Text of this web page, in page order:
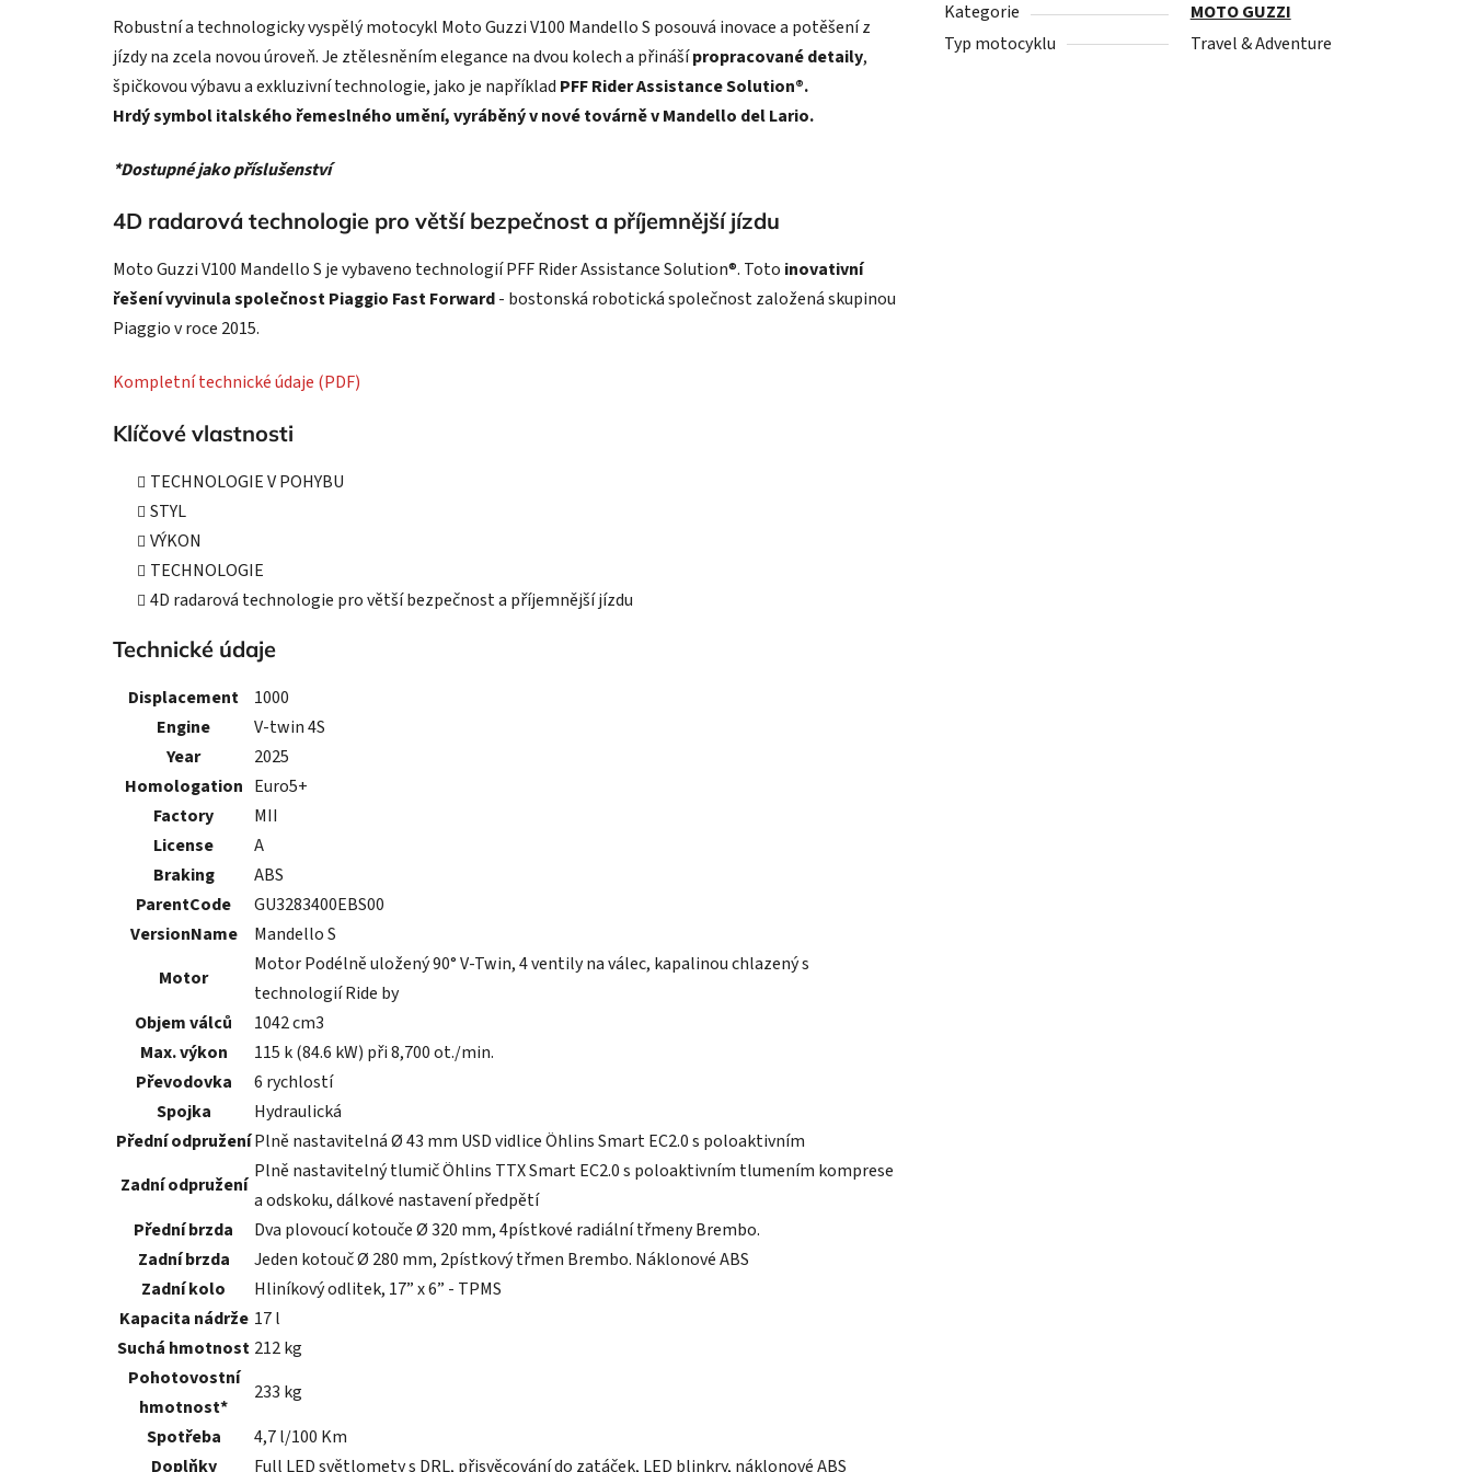
Robustní a technologicky vyspělý motocykl Moto Guzzi V100 Mandello S posouvá inovace a potěšení z
jízdy na zcela novou úroveň. Je ztělesněním elegance na dvou kolech a přinášípropracované detaily,
špičkovou výbavu a exkluzivní technologie, jako je například PFF Rider Assistance Solution®.
Hrdý symbol italského řemeslného umění, vyráběný v nové továrně v Mandello del Lario.
*Dostupné jako příslušenství
4D radarová technologie pro větší bezpečnost a příjemnější jízdu
Moto Guzzi V100 Mandello S je vybaveno technologií PFF Rider Assistance Solution®. Toto inovativní
řešení vyvinula společnost Piaggio Fast Forward- bostonská robotická společnost založená skupinou
Piaggio v roce 2015.
Kompletní technické údaje (PDF)
Klíčové vlastnosti
TECHNOLOGIE V POHYBU
STYL
VÝKON
TECHNOLOGIE
4D radarová technologie pro větší bezpečnost a příjemnější jízdu
Technické údaje
Displacement
1000
Engine
V-twin 4S
Year
2025
Homologation Euro5+
Factory
MII
License
A
Braking
ABS
ParentCode
GU3283400EBS00
VersionName
Mandello S
Motor
Motor Podélně uložený 90° V-Twin, 4 ventily na válec, kapalinou chlazený s
technologií Ride by
Objem válců
1042 cm3
Max. výkon
115 k (84.6 kW) při 8,700 ot./min.
Převodovka
6 rychlostí
Spojka
Hydraulická
Přední odpruženíPlně nastavitelná Ø 43 mm USD vidlice Öhlins Smart EC2.0 s poloaktivním
Zadní odpružení
Plně nastavitelný tlumič Öhlins TTX Smart EC2.0 s poloaktivním tlumením komprese
a odskoku, dálkové nastavení předpětí
Přední brzda
Dva plovoucí kotouče Ø 320 mm, 4pístkové radiální třmeny Brembo.
Zadní brzda
Jeden kotouč Ø 280 mm, 2pístkový třmen Brembo. Náklonové ABS
Zadní kolo
Hliníkový odlitek, 17” x 6” - TPMS
Kapacita nádrže 17 l
Suchá hmotnost 212 kg
Pohotovostní
hmotnost*
233 kg
Spotřeba
4,7 l/100 Km
Doplňky
Full LED světlomety s DRL, přisvěcování do zatáček, LED blinkry, náklonové ABS
Kategorie
MOTO GUZZI
Typ motocyklu
Travel & Adventure